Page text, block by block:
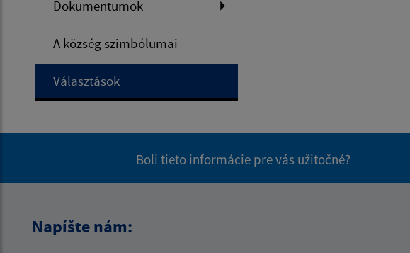
Dokumentumok
A község szimbólumai
Választások
Boli tieto informácie pre vás užitočné?
Napíšte nám: